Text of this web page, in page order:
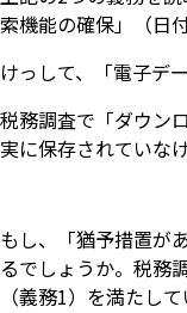
索機能の確保」（日
けっして、「電子デ
税務調査で「ダウン
実に保存されていな
もし、「猶予措置が
るでしょうか。税務
（義務1）を満たし